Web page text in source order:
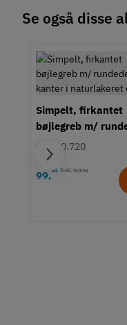
Se også disse
Simpelt, firkantet
bøjlegreb m/
kanter i
100.00.720
99,54 Inkl. moms